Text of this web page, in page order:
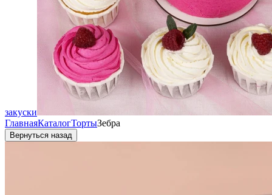
закуски
ГлавнаяКаталогТортыЗебра
Вернуться назад